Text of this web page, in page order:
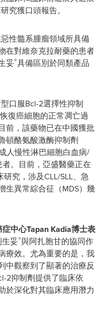
究獲口頭報告。
性髓系腫瘤領域所具備
在對維奈克拉耐藥的患者
妥®具備區別於同類產品
口服Bcl-2選擇性抑制
復癌細胞的正常凋亡過
前，該藥物已在中國獲批
頓酪氨酸激酶抑制劑
人慢性淋巴細胞白血病/
。目前，亞盛醫藥正在
究，涉及CLL/SLL、急
生異常綜合征（MDS）幾
症中心Tapan Kadia博士表
生妥®與阿扎胞甘的協同作
療效。尤為重要的是，我
中觀察到了顯著的治療反
2抑制劑提供了臨床依
於深化對其臨床應用潛力